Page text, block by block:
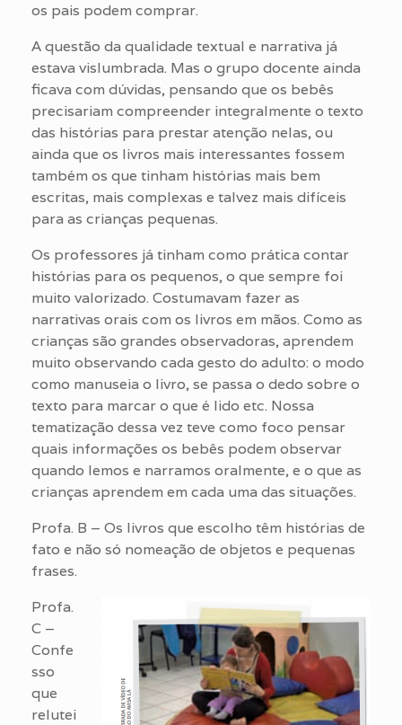
os pais podem comprar.
A questão da qualidade textual e narrativa já
estava vislumbrada. Mas o grupo docente ainda
ficava com dúvidas, pensando que os bebês
precisariam compreender integralmente o texto
das histórias para prestar atenção nelas, ou
ainda que os livros mais interessantes fossem
também os que tinham histórias mais bem
escritas, mais complexas e talvez mais difíceis
para as crianças pequenas.
Os professores já tinham como prática contar
histórias para os pequenos, o que sempre foi
muito valorizado. Costumavam fazer as
narrativas orais com os livros em mãos. Como as
crianças são grandes observadoras, aprendem
muito observando cada gesto do adulto: o modo
como manuseia o livro, se passa o dedo sobre o
texto para marcar o que é lido etc. Nossa
tematização dessa vez teve como foco pensar
quais informações os bebês podem observar
quando lemos e narramos oralmente, e o que as
crianças aprendem em cada uma das situações.
Profa. B – Os livros que escolho têm histórias de
fato e não só nomeação de objetos e pequenas
frases.
Profa.
C –
Confe
sso
que
relutei